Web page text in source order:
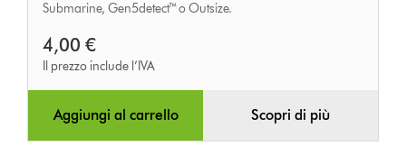
Submarine, Gen5detect™ o Outsize.
4,00 €
Il prezzo include l’IVA
Aggiungi al carrello Scopri di più